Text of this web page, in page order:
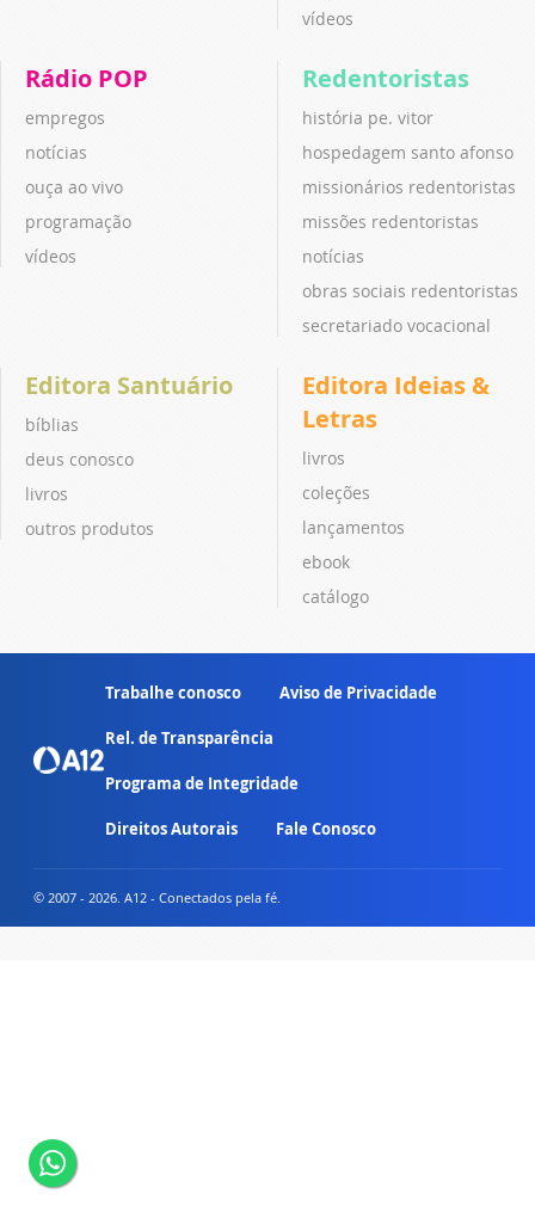
vídeos
Rádio POP
empregos
notícias
ouça ao vivo
programação
vídeos
Redentoristas
história pe. vitor
hospedagem santo afonso
missionários redentoristas
missões redentoristas
notícias
obras sociais redentoristas
secretariado vocacional
Editora Santuário
bíblias
deus conosco
livros
outros produtos
Editora Ideias &
Letras
livros
coleções
lançamentos
ebook
catálogo
Trabalhe conosco Aviso de Privacidade
Rel. de Transparência
Programa de Integridade
Direitos Autorais Fale Conosco
© 2007 - 2026. A12 - Conectados pela fé.